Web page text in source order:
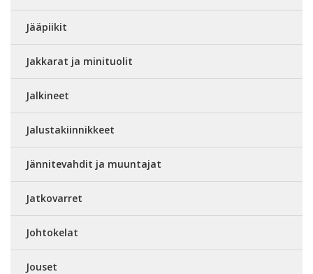
Jääpiikit
Jakkarat ja minituolit
Jalkineet
Jalustakiinnikkeet
Jännitevahdit ja muuntajat
Jatkovarret
Johtokelat
Jouset